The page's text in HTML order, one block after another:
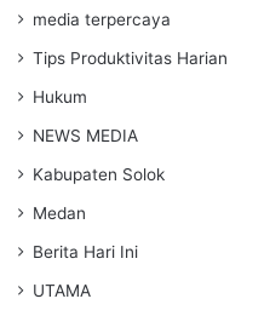
media terpercaya
Tips Produktivitas Harian
Hukum
NEWS MEDIA
Kabupaten Solok
Medan
Berita Hari Ini
UTAMA